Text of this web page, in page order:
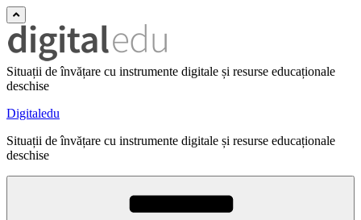
Situații de învățare cu instrumente digitale și resurse educaționale
deschise
Digitaledu
Situații de învățare cu instrumente digitale și resurse educaționale
deschise